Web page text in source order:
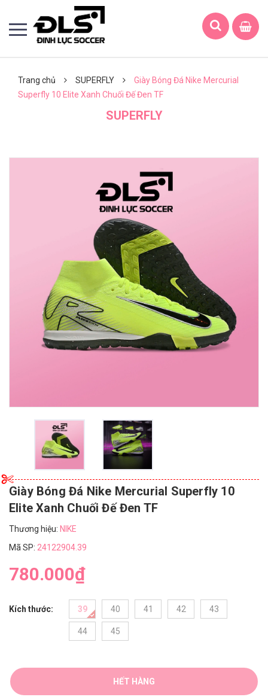
Trang chủ SUPERFLY
Giày Bóng Đá Nike Mercurial
Superfly 10 Elite Xanh Chuối Đế Đen TF
SUPERFLY
Giày Bóng Đá Nike Mercurial Superfly 10
Elite Xanh Chuối Đế Đen TF
Thương hiệu: NIKE
Mã SP: 24122904.39
780.000₫
Kích thước: 39 40 41 42 43
44 45
HẾT HÀNG